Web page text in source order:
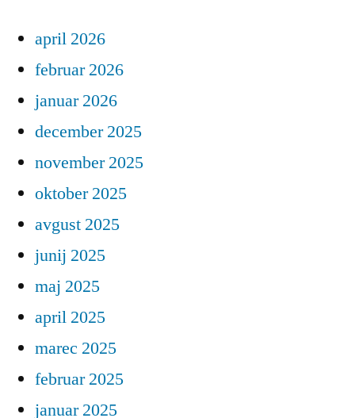
april 2026
februar 2026
januar 2026
december 2025
november 2025
oktober 2025
avgust 2025
junij 2025
maj 2025
april 2025
marec 2025
februar 2025
januar 2025